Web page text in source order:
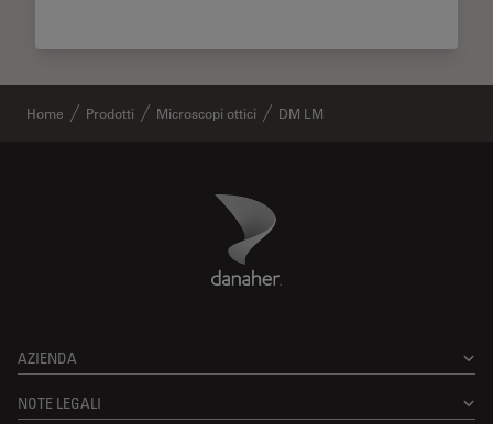
Home Prodotti Microscopi ottici DM LM
Danaher Logo
AZIENDA
NOTE LEGALI